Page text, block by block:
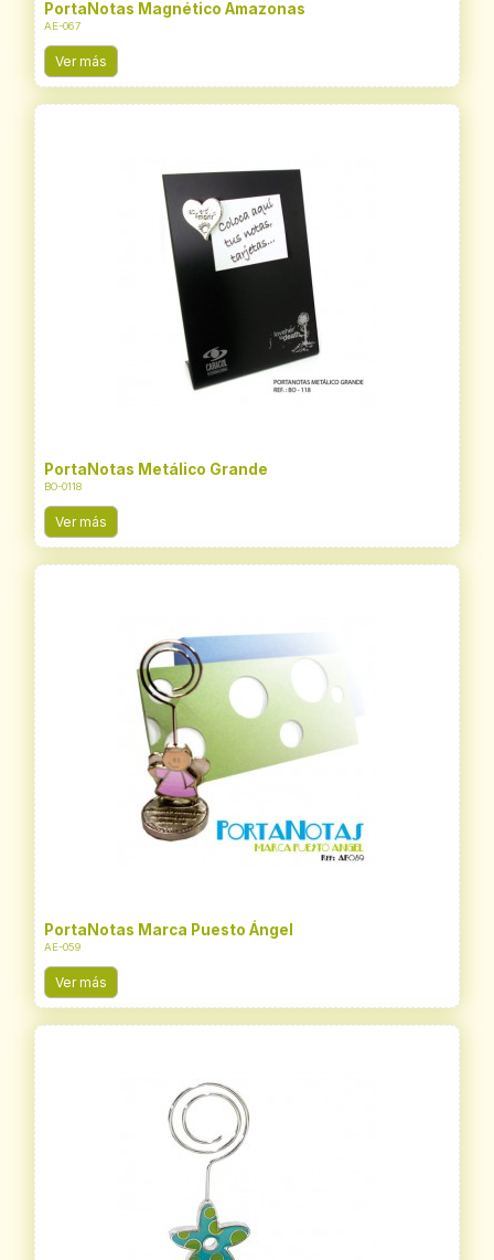
PortaNotas Magnético Amazonas
AE-067
Ver más
PortaNotas Metálico Grande
BO-0118
Ver más
PortaNotas Marca Puesto Ángel
AE-059
Ver más